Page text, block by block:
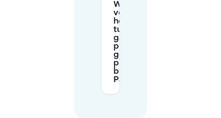
Wat moet ik
vergelijken bij
het kiezen
tussen een
garage en een
privé
gereserveerde
plek in de
buurt van
Paleistuin?